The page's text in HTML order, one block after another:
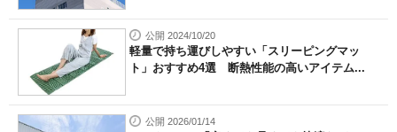
公開 2024/10/20
軽量で持ち運びしやすい「スリーピングマッ
ト」おすすめ4選 断熱性能の高いアイテム...
公開 2026/01/14